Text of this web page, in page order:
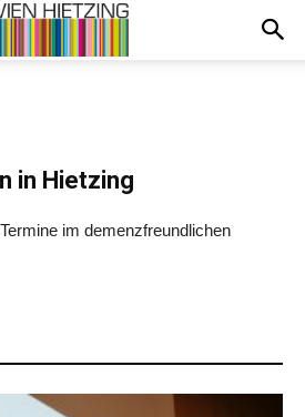
in Hietzing
im demenzfreundlichen